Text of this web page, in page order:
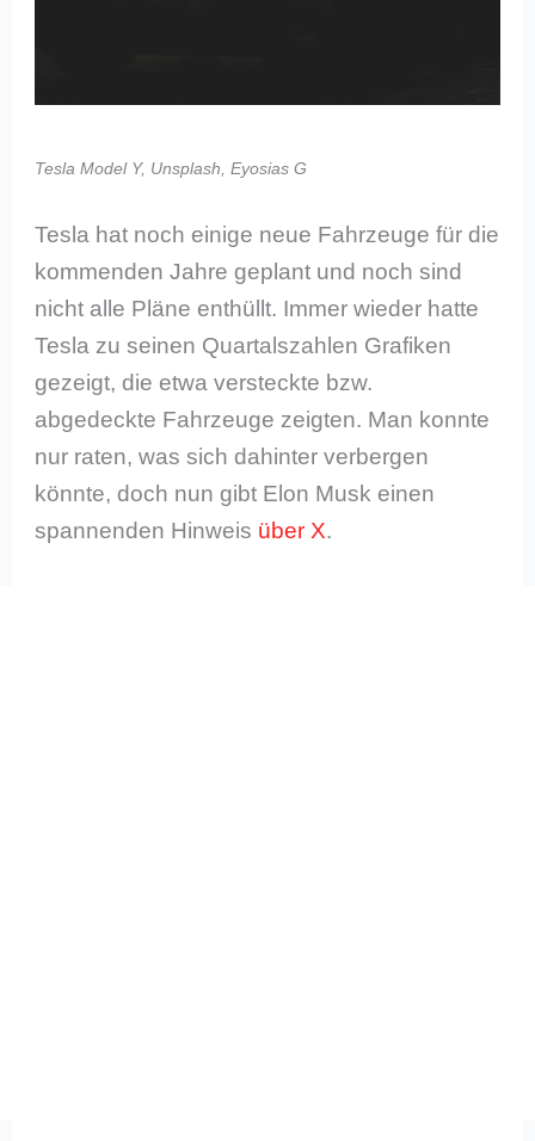
Tesla Model Y, Unsplash, Eyosias G
Tesla hat noch einige neue Fahrzeuge für die
kommenden Jahre geplant und noch sind
nicht alle Pläne enthüllt. Immer wieder hatte
Tesla zu seinen Quartalszahlen Grafiken
gezeigt, die etwa versteckte bzw.
abgedeckte Fahrzeuge zeigten. Man konnte
nur raten, was sich dahinter verbergen
könnte, doch nun gibt Elon Musk einen
spannenden Hinweis über X.